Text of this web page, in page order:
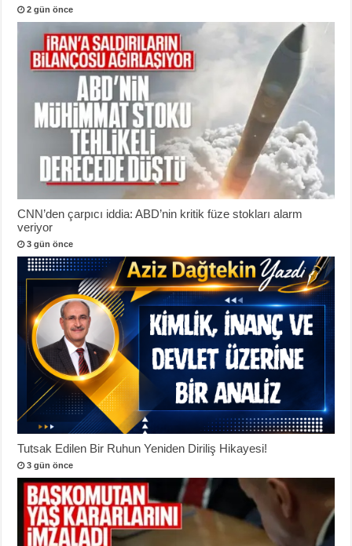
2 gün önce
CNN’den çarpıcı iddia: ABD’nin kritik füze stokları alarm
veriyor
3 gün önce
Tutsak Edilen Bir Ruhun Yeniden Diriliş Hikayesi!
3 gün önce